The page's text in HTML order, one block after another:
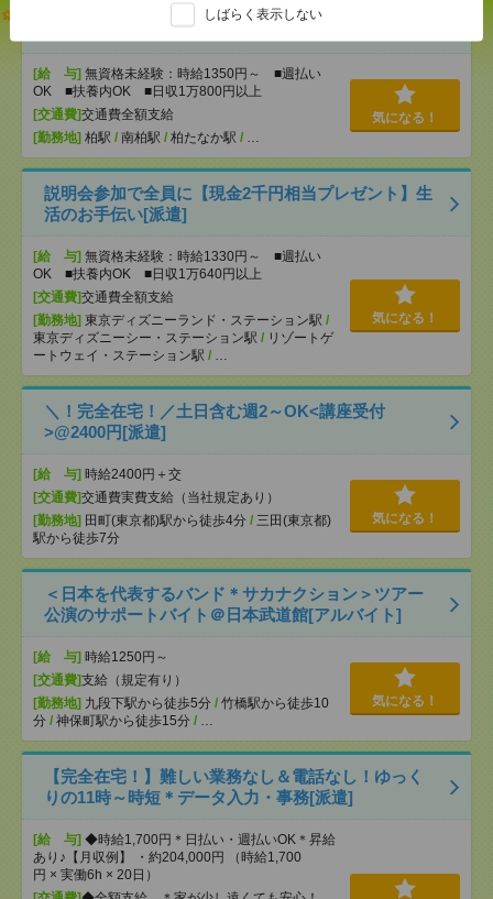
しばらく表示しない
【オープニング募集】おばあちゃんのお散歩付き添
いも仕事の1つ[派遣]
[給 与] 無資格未経験：時給1350円～ ■週払い
OK ■扶養内OK ■日収1万800円以上
[交通費]交通費全額支給
[勤務地] 柏駅 / 南柏駅 / 柏たなか駅 / …
気になる！
説明会参加で全員に【現金2千円相当プレゼント】生
活のお手伝い[派遣]
[給 与] 無資格未経験：時給1330円～ ■週払い
OK ■扶養内OK ■日収1万640円以上
[交通費]交通費全額支給
[勤務地] 東京ディズニーランド・ステーション駅 /
東京ディズニーシー・ステーション駅 / リゾートゲ
ートウェイ・ステーション駅 / …
気になる！
＼！完全在宅！／土日含む週2～OK<講座受付
>@2400円[派遣]
[給 与] 時給2400円＋交
[交通費]交通費実費支給（当社規定あり）
[勤務地] 田町(東京都)駅から徒歩4分 / 三田(東京都)
駅から徒歩7分
気になる！
＜日本を代表するバンド＊サカナクション＞ツアー
公演のサポートバイト＠日本武道館[アルバイト]
[給 与] 時給1250円～
[交通費]支給（規定有り）
[勤務地] 九段下駅から徒歩5分 / 竹橋駅から徒歩10
分 / 神保町駅から徒歩15分 / …
気になる！
【完全在宅！】難しい業務なし＆電話なし！ゆっく
りの11時～時短＊データ入力・事務[派遣]
[給 与] ◆時給1,700円＊日払い・週払いOK＊昇給
あり♪【月収例】 ・約204,000円 （時給1,700
円 × 実働6h × 20日）